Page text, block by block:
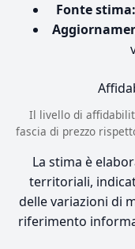
Fonte stima:
Il livello di
fascia di prezzo
La stima è
territoriali,
delle variazioni di
riferimento